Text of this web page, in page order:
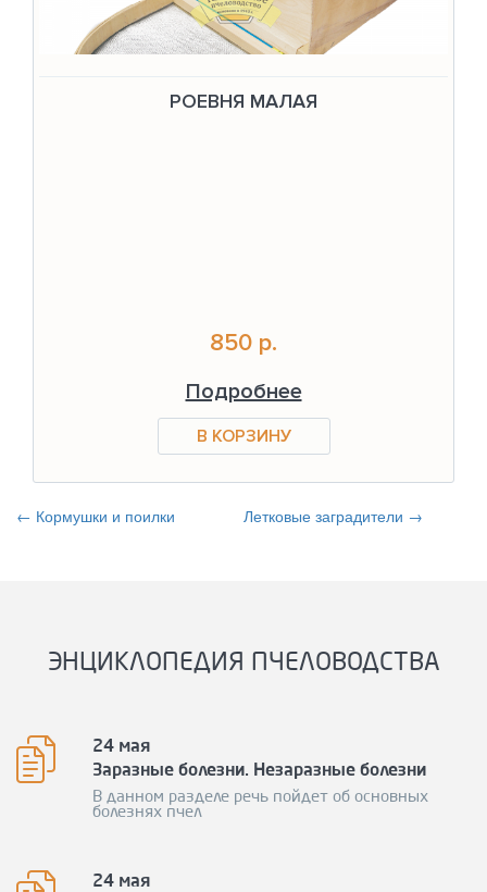
РОЕВНЯ МАЛАЯ
850 р.
Подробнее
← Кормушки и поилки Летковые заградители →
ЭНЦИКЛОПЕДИЯ ПЧЕЛОВОДСТВА
24 мая
Заразные болезни. Незаразные болезни
В данном разделе речь пойдет об основных
болезнях пчел
24 мая